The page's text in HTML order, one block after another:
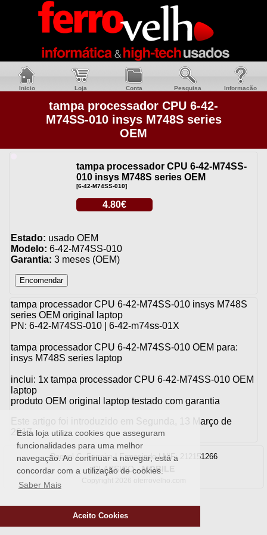
Esta loja utiliza cookies que asseguram
funcionalidades para uma melhor
navegação. Ao continuar a navegar, está a
concordar com a utilização de cookies.
Saber Mais
Aceito Cookies
Inicio Loja Conta Pesquisa Informacão
tampa processador CPU 6-42-
M74SS-010 insys M748S series
OEM
tampa processador CPU 6-42-M74SS-
010 insys M748S series OEM
[6-42-M74SS-010]
4.80€
Estado: usado OEM
Modelo: 6-42-M74SS-010
Garantia: 3 meses (OEM)
tampa processador CPU 6-42-M74SS-010 insys M748S
series OEM original laptop
PN: 6-42-M74SS-010 | 6-42-m74ss-01X
tampa processador CPU 6-42-M74SS-010 OEM para:
insys M748S series laptop
inclui: 1x tampa processador CPU 6-42-M74SS-010 OEM
laptop
produto OEM original laptop testado com garantia
Este artigo foi introduzido em Segunda, 13 Março de
2017.
Raquel C. Ferreira | Ermesinde | NIF: 212151266
CLASSICO-MOBILE
Copyright 2026 oferrovelho.com